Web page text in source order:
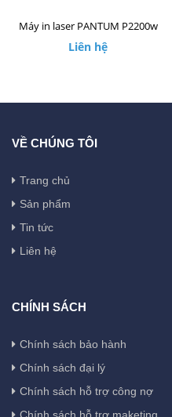
Máy in laser PANTUM P2200w
Liên hệ
VỀ CHÚNG TÔI
Trang chủ
Sản phẩm
Tin tức
Liên hệ
CHÍNH SÁCH
Chính sách bảo hành
Chính sách đại lý
Chính sách hỗ trợ công nợ
Chính sách hỗ trợ maketing